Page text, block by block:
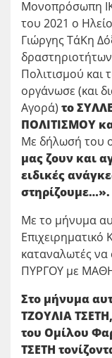
Μονοπρόσωπη
του 2021 ο
Γιώργης ΤάΚη
Πολιτισμού και
οργάνωσε (και
Αγορά) το
ΠΟΛΙΤΙΣΜΟΥ
Με δήλωσή του
μας ζουν και
ειδικές
στηρίζουμε…».
Με το μήνυμα
καταναλωτές να
ΠΥΡΓΟΥ με
Στο μήνυμα
ΤΖΟΥΛΙΑ
του Ομίλου
ΤΣΕΤΗ